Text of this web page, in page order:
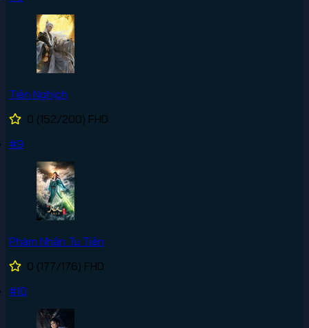
Tiên Nghịch
0 (152/200) FHD
#9
Phàm Nhân Tu Tiên
0 (177/176) FHD
#10